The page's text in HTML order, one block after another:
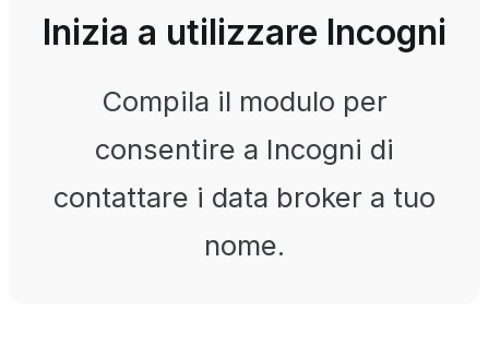
Inizia a utilizzare Incogni
Compila il modulo per
consentire a Incogni di
contattare i data broker a tuo
nome.